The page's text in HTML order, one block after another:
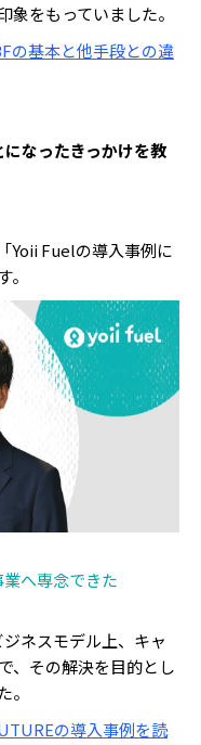
をもっていました。
の基本と他手段との違
なったきっかけを教
Yoii Fuelの導入事例に
へ専念できた
ネスモデル上、キャ
、その解決を目的とし
の導入事例を読